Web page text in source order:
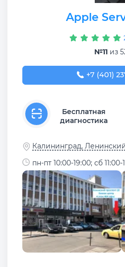
Apple
№11 из
+7 (401)
+7 (401)
Бесплатная
диагностика
Калининград,
пн-пт 10:00-19:00; сб 11:00-